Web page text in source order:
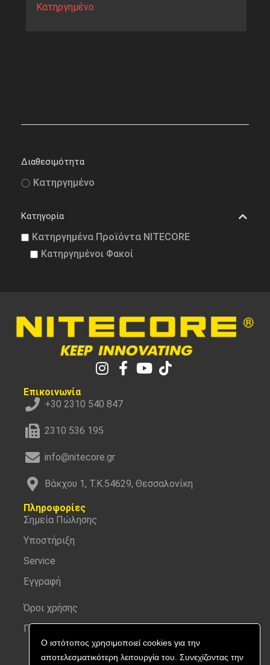
Ο ιστότοπος χρησιμοποιεί cookies για την
αποτελεσματικότερη λειτουργία του. Συνεχίζοντας την
Κατηργημένο
Διαθεσιμότητα
Κατηργημένο
Κατηγορία
Κατηργημένα Προϊόντα NITECORE
Κατηργημένοι Φακοί
Επικοινωνία
+30 2310 540 847
2310 536 195
info@nitecore.gr
Βάκχου 1, Τ.Κ.54629, Θεσσαλονίκη
Πληροφορίες
Σημεία Πώλησης
Υποστήριξη
Service
Εγγραφή
Όροι χρήσης
Προσωπικά δεδομένα